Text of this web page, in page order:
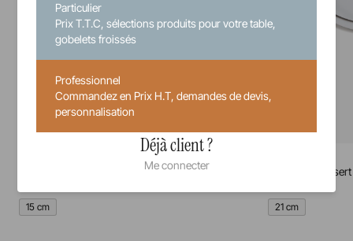
15 cm
Assiette à dessert
21 cm
Particulier
Prix T.T.C, sélections produits pour votre table,
gobelets froissés
Professionnel
Commandez en Prix H.T, demandes de devis,
personnalisation
Déjà client ?
Me connecter